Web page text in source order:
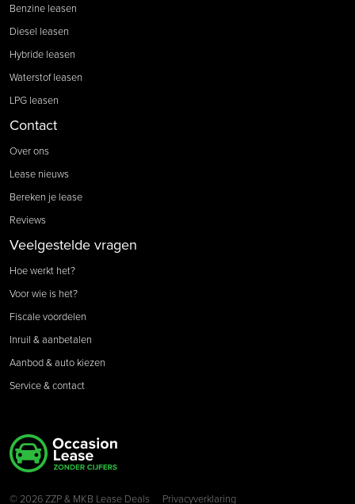
Benzine leasen
Diesel leasen
Hybride leasen
Waterstof leasen
LPG leasen
Contact
Over ons
Lease nieuws
Bereken je lease
Reviews
Veelgestelde vragen
Hoe werkt het?
Voor wie is het?
Fiscale voordelen
Inruil & aanbetalen
Aanbod & auto kiezen
Service & contact
© 2026 ZZP & MKB Lease Deals Privacyverklaring